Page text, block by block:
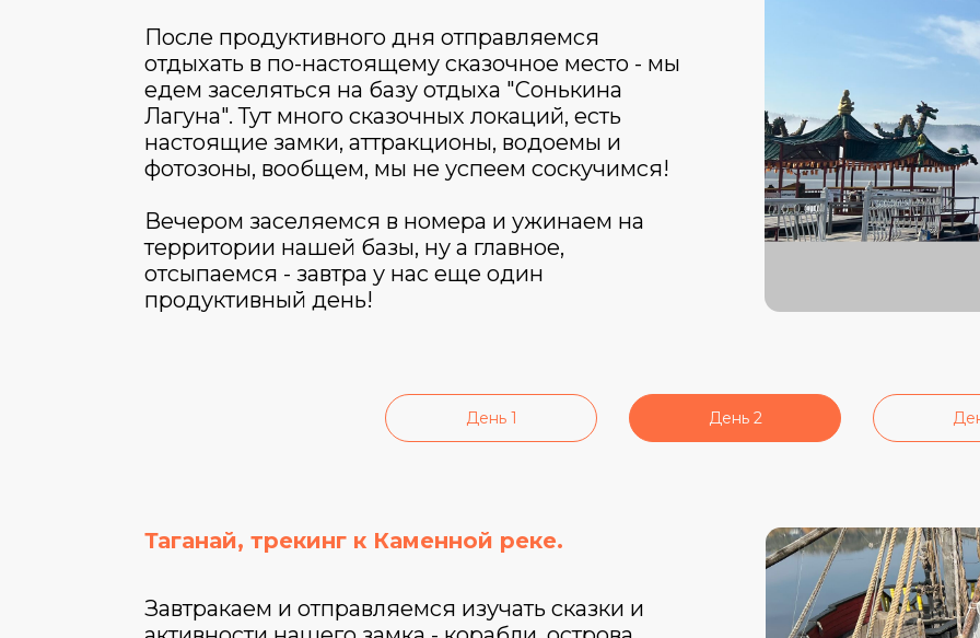
После продуктивного дня отправляемся
отдыхать в по-настоящему сказочное место - мы
едем заселяться на базу отдыха "Сонькина
Лагуна". Тут много сказочных локаций, есть
настоящие замки, аттракционы, водоемы и
фотозоны, вообщем, мы не успеем соскучимся!
Вечером заселяемся в номера и ужинаем на
территории нашей базы, ну а главное,
отсыпаемся - завтра у нас еще один
продуктивный день!
Завтракаем и отправляемся изучать сказки и
Таганай, трекинг к Каменной реке.
День 1 День 2